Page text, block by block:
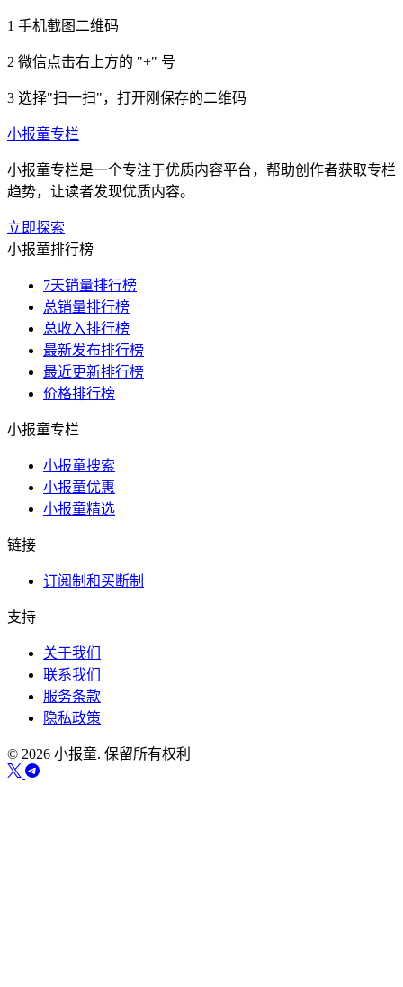
1 手机截图二维码
2 微信点击右上方的 "+" 号
3 选择"扫一扫"，打开刚保存的二维码
小报童专栏
小报童专栏是一个专注于优质内容平台，帮助创作者获取专栏
趋势，让读者发现优质内容。
立即探索
小报童排行榜
7天销量排行榜
总销量排行榜
总收入排行榜
最新发布排行榜
最近更新排行榜
价格排行榜
小报童专栏
小报童搜索
小报童优惠
小报童精选
链接
订阅制和买断制
支持
关于我们
联系我们
服务条款
隐私政策
© 2026 小报童. 保留所有权利